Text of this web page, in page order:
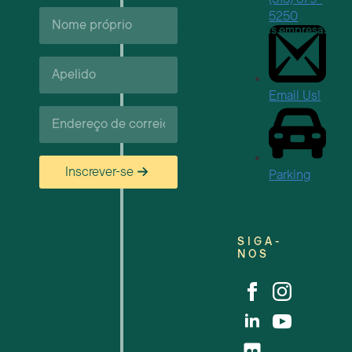
Nome
próprio*
Apelido*
Correio
eletrónico*
Inscrever-se
Apoio e recursos às empresas
5250
Email Us!
Parking
SIGA-
NOS